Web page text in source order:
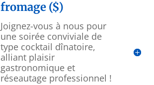
fromage ($)
Joignez-vous à nous pour
une soirée conviviale de
type cocktail dînatoire,
alliant plaisir
gastronomique et
réseautage professionnel !